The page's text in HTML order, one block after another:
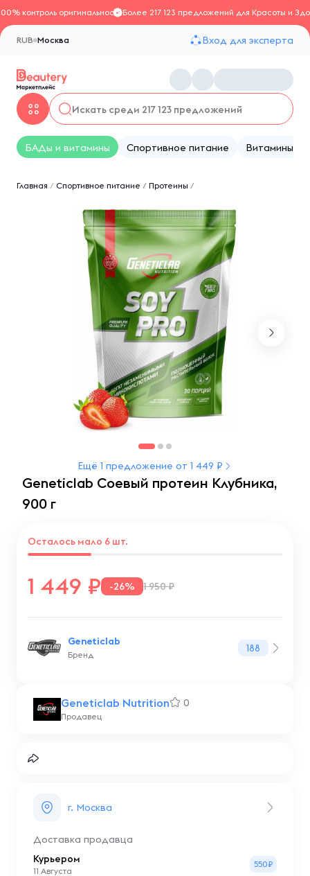
контроль оригинальностиБолее 217 123 предложений для Красоты и
Москва
RUB Вход для эксперта
БАДы и витамины Спортивное питание Витамины
Главная / Спортивное питание / Протеины /
Ещё 1 предложение от 1 449 ₽
Geneticlab Соевый протеин Клубника,
900 г
Geneticlab Nutrition 0
Продавец
1 449 -26% 1 950 ₽
Осталось мало 6 шт.
Geneticlab
Бренд
188
г. Москва
Доставка продавца
Курьером
11 Августа
550₽